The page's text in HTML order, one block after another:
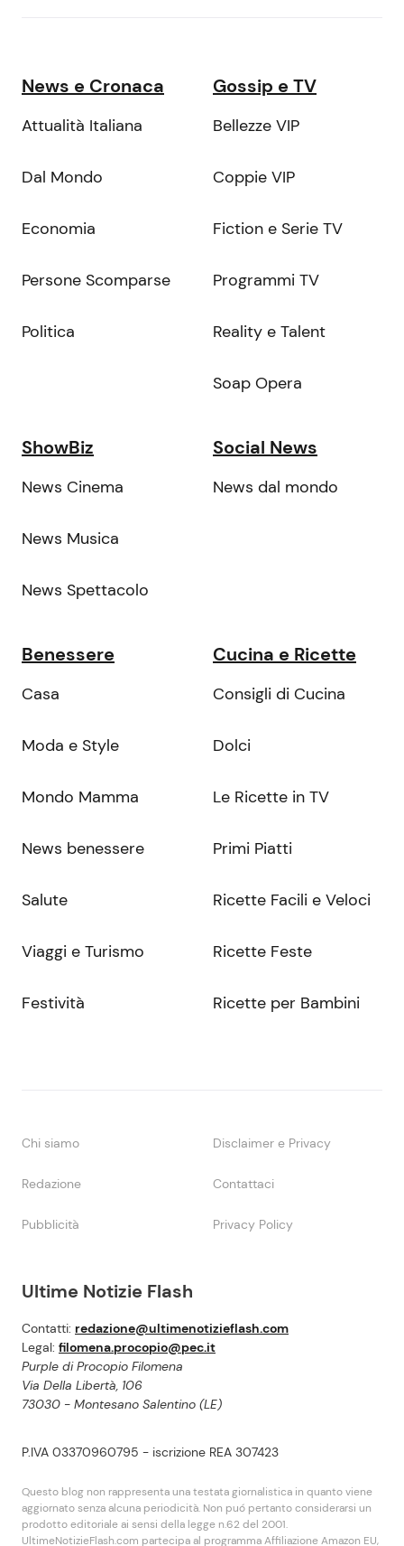
Ultime Notizie Flash
Contatti: redazione@ultimenotizieflash.com
Legal: filomena.procopio@pec.it
Purple di Procopio Filomena
Via Della Libertà, 106
73030 - Montesano Salentino (LE)
P.IVA 03370960795 - iscrizione REA 307423
Questo blog non rappresenta una testata giornalistica in quanto viene
aggiornato senza alcuna periodicità. Non puó pertanto considerarsi un
prodotto editoriale ai sensi della legge n.62 del 2001.
UltimeNotizieFlash.com partecipa al programma Affiliazione Amazon EU,
News e Cronaca
Attualità Italiana
Dal Mondo
Economia
Persone Scomparse
Politica
Gossip e TV
Bellezze VIP
Coppie VIP
Fiction e Serie TV
Programmi TV
Reality e Talent
Soap Opera
ShowBiz
News Cinema
News Musica
News Spettacolo
Social News
News dal mondo
Benessere
Casa
Moda e Style
Mondo Mamma
News benessere
Salute
Viaggi e Turismo
Festività
Cucina e Ricette
Consigli di Cucina
Dolci
Le Ricette in TV
Primi Piatti
Ricette Facili e Veloci
Ricette Feste
Ricette per Bambini
Chi siamo Disclaimer e Privacy
Redazione Contattaci
Pubblicità Privacy Policy